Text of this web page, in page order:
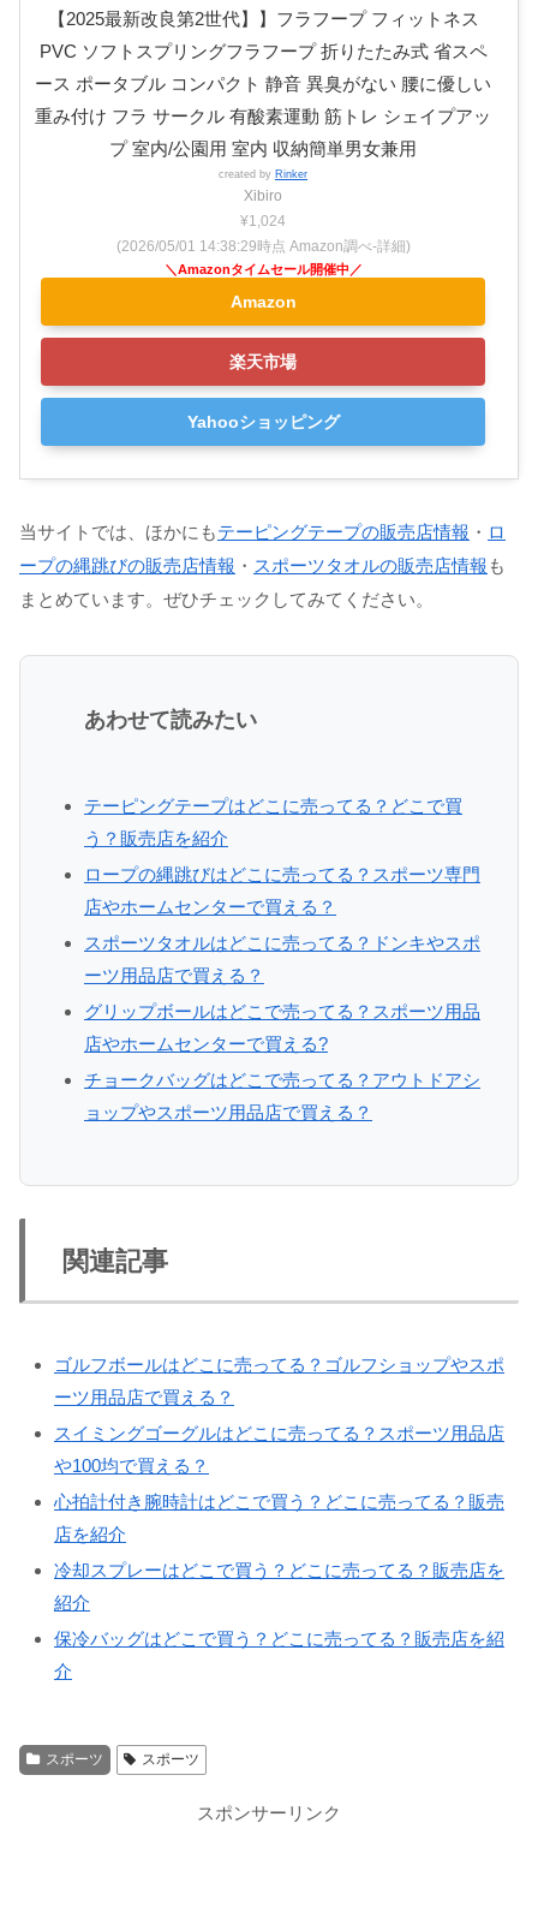
【2025最新改良第2世代】】フラフープ フィットネス
PVC ソフトスプリングフラフープ 折りたたみ式 省スペ
ース ポータブル コンパクト 静音 異臭がない 腰に優しい
重み付け フラ サークル 有酸素運動 筋トレ シェイプアッ
プ 室内/公園用 室内 収納簡単男女兼用
created by Rinker
Xibiro
¥1,024
(2026/05/01 14:38:29時点 Amazon調べ-詳細)
Amazon
楽天市場
Yahooショッピング
当サイトでは、ほかにもテーピングテープの販売店情報 ・ ロ
ープの縄跳びの販売店情報 ・ スポーツタオルの販売店情報 も
まとめています。ぜひチェックしてみてください。
あわせて読みたい
テーピングテープはどこに売ってる？どこで買
う？販売店を紹介
ロープの縄跳びはどこに売ってる？スポーツ専門
店やホームセンターで買える？
スポーツタオルはどこに売ってる？ドンキやスポ
ーツ用品店で買える？
グリップボールはどこで売ってる？スポーツ用品
店やホームセンターで買える?
チョークバッグはどこで売ってる？アウトドアシ
ョップやスポーツ用品店で買える？
関連記事
ゴルフボールはどこに売ってる？ゴルフショップやスポ
ーツ用品店で買える？
スイミングゴーグルはどこに売ってる？スポーツ用品店
や100均で買える？
心拍計付き腕時計はどこで買う？どこに売ってる？販売
店を紹介
冷却スプレーはどこで買う？どこに売ってる？販売店を
紹介
保冷バッグはどこで買う？どこに売ってる？販売店を紹
介
スポーツ スポーツ
スポンサーリンク